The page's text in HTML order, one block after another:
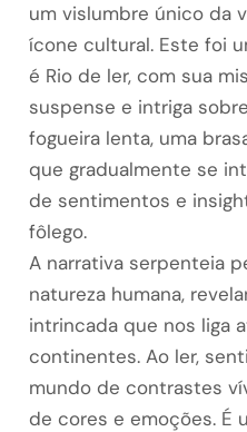
um vislumbre único da
ícone cultural. Este foi
é Rio de ler, com sua
suspense e intriga
fogueira lenta, uma
que gradualmente se
de sentimentos e
fôlego.
A narrativa serpenteia
natureza humana,
intrincada que nos liga
continentes. Ao ler,
mundo de contrastes
de cores e emoções. É